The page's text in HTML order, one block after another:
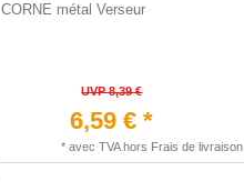
CORNE métal Verseur
UVP 8,39 €
6,59 € *
* avec TVAhors Frais de livraison